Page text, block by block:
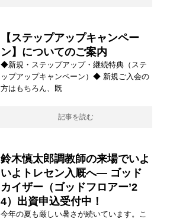
【ステップアップキャンペー
ン】についてのご案内
◆新規・ステップアップ・継続特典（ステ
ップアップキャンペーン）◆ 新規ご入会の
方はもちろん、既
記事を読む
鈴木慎太郎調教師の来場でいよ
いよトレセン入厩へ― ゴッド
カイザー（ゴッドフロアー’2
4）出資申込受付中！
今年の夏も厳しい暑さが続いています。こ